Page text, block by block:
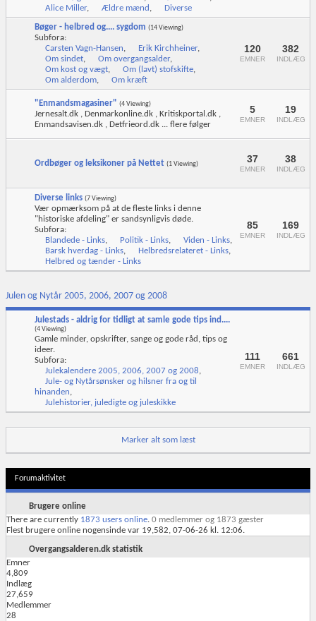
Alice Miller, Ældre mænd , Diverse
Bøger - helbred og.... sygdom (14 Viewing)
Subfora:
Carsten Vagn-Hansen, Erik Kirchheiner,
Om sindet, Om overgangsalder,
Om kost og vægt, Om (lavt) stofskifte,
Om alderdom, Om kræft
120
EMNER
382
INDLÆG
"Enmandsmagasiner" (4 Viewing)
Jernesalt.dk , Denmarkonline.dk , Kritiskportal.dk ,
Enmandsavisen.dk , Detfrieord.dk ... flere følger
5
EMNER
19
INDLÆG
Ordbøger og leksikoner på Nettet (1 Viewing) 37
EMNER
38
INDLÆG
Diverse links (7 Viewing)
Vær opmærksom på at de fleste links i denne
"historiske afdeling" er sandsynligvis døde.
Subfora:
Blandede - Links, Politik - Links, Viden - Links,
Barsk hverdag - Links, Helbredsrelateret - Links,
Helbred og tænder - Links
85
EMNER
169
INDLÆG
Julen og Nytår 2005, 2006, 2007 og 2008
Julestads - aldrig for tidligt at samle gode tips ind....
(4 Viewing)
Gamle minder, opskrifter, sange og gode råd, tips og
ideer.
Subfora:
Julekalendere 2005, 2006, 2007 og 2008,
Jule- og Nytårsønsker og hilsner fra og til
hinanden,
Julehistorier, juledigte og juleskikke
111
EMNER
661
INDLÆG
Marker alt som læst
Forumaktivitet
Brugere online
There are currently 1873 users online. 0 medlemmer og 1873 gæster
Flest brugere online nogensinde var 19,582, 07-06-26 kl. 12:06.
Overgangsalderen.dk statistik
Emner
4,809
Indlæg
27,659
Medlemmer
28